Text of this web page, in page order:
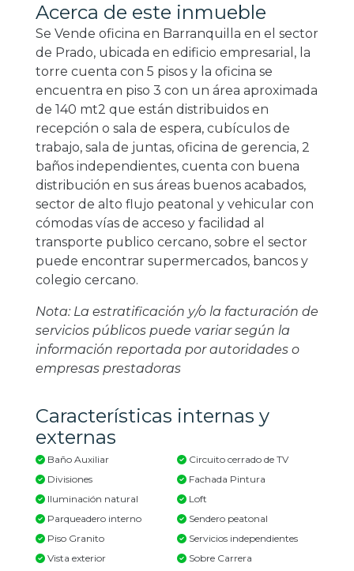
Acerca de este inmueble
Se Vende oficina en Barranquilla en el sector
de Prado, ubicada en edificio empresarial, la
torre cuenta con 5 pisos y la oficina se
encuentra en piso 3 con un área aproximada
de 140 mt2 que están distribuidos en
recepción o sala de espera, cubículos de
trabajo, sala de juntas, oficina de gerencia, 2
baños independientes, cuenta con buena
distribución en sus áreas buenos acabados,
sector de alto flujo peatonal y vehicular con
cómodas vías de acceso y facilidad al
transporte publico cercano, sobre el sector
puede encontrar supermercados, bancos y
colegio cercano.
Nota: La estratificación y/o la facturación de
servicios públicos puede variar según la
información reportada por autoridades o
empresas prestadoras
Características internas y
externas
Baño Auxiliar
Divisiones
Iluminación natural
Parqueadero interno
Piso Granito
Vista exterior
Circuito cerrado de TV
Fachada Pintura
Loft
Sendero peatonal
Servicios independientes
Sobre Carrera